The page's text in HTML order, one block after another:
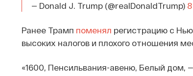
— Donald J. Trump (@realDonaldTrump)
Ранее Трамп поменял регистрацию с
высоких налогов и плохого отношения
«1600, Пенсильвания-авеню, Белый дом,